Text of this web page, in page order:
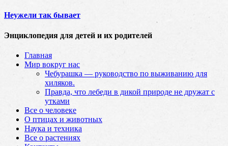
Неужели так бывает
Энциклопедия для детей и их родителей
Главная
Мир вокруг нас
Чебурашка — руководство по выживанию для
хиляков.
Правда, что лебеди в дикой природе не дружат с
утками
Все о человеке
О птицах и животных
Наука и техника
Все о растениях